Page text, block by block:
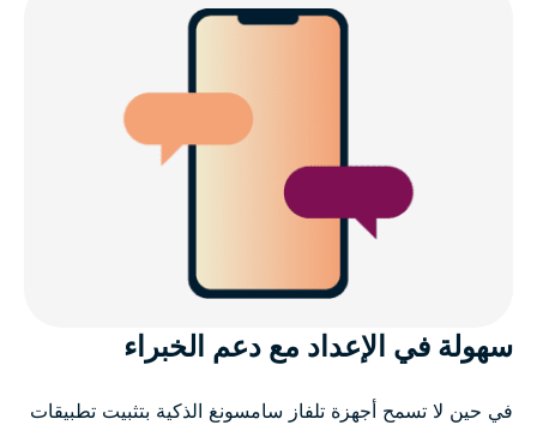
سهولة في الإعداد مع دعم الخبراء
في حين لا تسمح أجهزة تلفاز سامسونغ الذكية بتثبيت تطبيقات